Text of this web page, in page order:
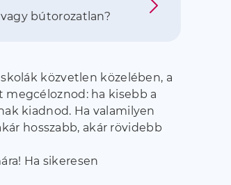
bútorozatlan?
közvetlen közelében, a
ha kisebb a
kiadnod. Ha valamilyen
hosszabb, akár rövidebb
Ha sikeresen